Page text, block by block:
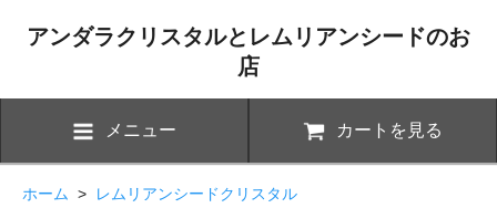
アンダラクリスタルとレムリアンシードのお
店
メニュー カートを見る
ホーム > レムリアンシードクリスタル